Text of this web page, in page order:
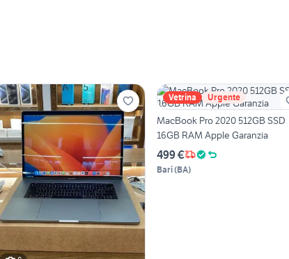
Vetrina Urgente
MacBook Pro 2020 512GB SSD
16GB RAM Apple Garanzia
499 €
Bari(BA)